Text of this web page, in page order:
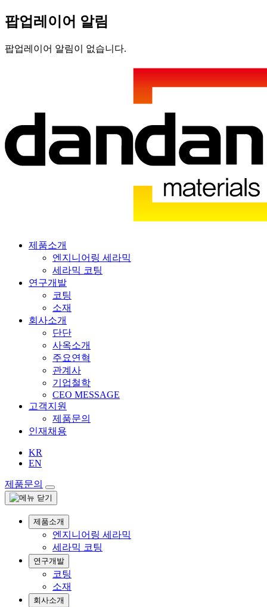
팝업레이어 알림
팝업레이어 알림이 없습니다.
제품소개
엔지니어링 세라믹
세라믹 코팅
연구개발
코팅
소재
회사소개
단단
사옥소개
주요연혁
관계사
기업철학
CEO MESSAGE
고객지원
제품문의
인재채용
KR
EN
제품문의
제품소개
엔지니어링 세라믹
세라믹 코팅
연구개발
코팅
소재
회사소개